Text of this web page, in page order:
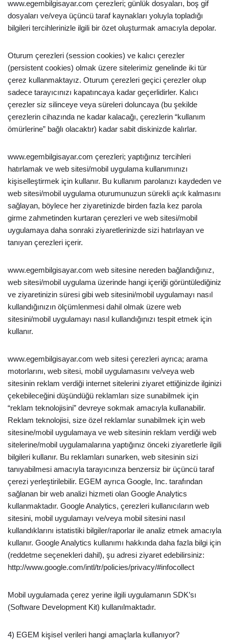
www.egembilgisayar.com çerezleri; günlük dosyaları, boş gif
dosyaları ve/veya üçüncü taraf kaynakları yoluyla topladığı
bilgileri tercihlerinizle ilgili bir özet oluşturmak amacıyla depolar.
Oturum çerezleri (session cookies) ve kalıcı çerezler
(persistent cookies) olmak üzere sitelerimiz genelinde iki tür
çerez kullanmaktayız. Oturum çerezleri geçici çerezler olup
sadece tarayıcınızı kapatıncaya kadar geçerlidirler. Kalıcı
çerezler siz silinceye veya süreleri doluncaya (bu şekilde
çerezlerin cihazında ne kadar kalacağı, çerezlerin “kullanım
ömürlerine” bağlı olacaktır) kadar sabit diskinizde kalırlar.
www.egembilgisayar.com çerezleri; yaptığınız tercihleri
hatırlamak ve web sitesi/mobil uygulama kullanımınızı
kişiselleştirmek için kullanır. Bu kullanım parolanızı kaydeden ve
web sitesi/mobil uygulama oturumunuzun sürekli açık kalmasını
sağlayan, böylece her ziyaretinizde birden fazla kez parola
girme zahmetinden kurtaran çerezleri ve web sitesi/mobil
uygulamaya daha sonraki ziyaretlerinizde sizi hatırlayan ve
tanıyan çerezleri içerir.
www.egembilgisayar.com web sitesine nereden bağlandığınız,
web sitesi/mobil uygulama üzerinde hangi içeriği görüntülediğiniz
ve ziyaretinizin süresi gibi web sitesini/mobil uygulamayı nasıl
kullandığınızın ölçümlenmesi dahil olmak üzere web
sitesini/mobil uygulamayı nasıl kullandığınızı tespit etmek için
kullanır.
www.egembilgisayar.com web sitesi çerezleri ayrıca; arama
motorlarını, web sitesi, mobil uygulamasını ve/veya web
sitesinin reklam verdiği internet sitelerini ziyaret ettiğinizde ilginizi
çekebileceğini düşündüğü reklamları size sunabilmek için
“reklam teknolojisini” devreye sokmak amacıyla kullanabilir.
Reklam teknolojisi, size özel reklamlar sunabilmek için web
sitesine/mobil uygulamaya ve web sitesinin reklam verdiği web
sitelerine/mobil uygulamalarına yaptığınız önceki ziyaretlerle ilgili
bilgileri kullanır. Bu reklamları sunarken, web sitesinin sizi
tanıyabilmesi amacıyla tarayıcınıza benzersiz bir üçüncü taraf
çerezi yerleştirilebilir. EGEM ayrıca Google, Inc. tarafından
sağlanan bir web analizi hizmeti olan Google Analytics
kullanmaktadır. Google Analytics, çerezleri kullanıcıların web
sitesini, mobil uygulamayı ve/veya mobil sitesini nasıl
kullandıklarını istatistiki bilgiler/raporlar ile analiz etmek amacıyla
kullanır. Google Analytics kullanımı hakkında daha fazla bilgi için
(reddetme seçenekleri dahil), şu adresi ziyaret edebilirsiniz:
http://www.google.com/intl/tr/policies/privacy/#infocollect
Mobil uygulamada çerez yerine ilgili uygulamanın SDK’sı
(Software Development Kit) kullanılmaktadır.
4) EGEM kişisel verileri hangi amaçlarla kullanıyor?